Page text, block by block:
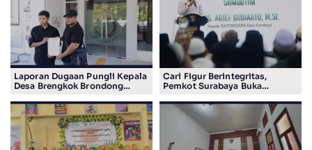
Laporan Dugaan Pungli Kepala
Desa Brengkok Brondong
Lamongan
Cari Figur Berintegritas,
Pemkot Surabaya Buka
BAZNAS Periode 2026–2031